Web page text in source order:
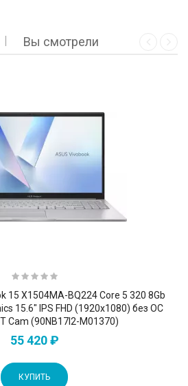
Вы смотрели
15 X1504MA-BQ224 Core 5 320 8Gb
15.6" IPS FHD (1920x1080) без ОС
Cam (90NB17I2-M01370)
55 420 ₽
КУПИТЬ